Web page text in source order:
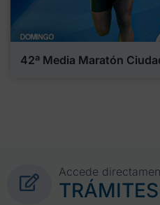
42ª Media Maratón
Accede